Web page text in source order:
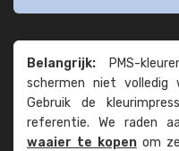
Belangrijk: PMS-
schermen niet volledig
Gebruik de
referentie. We raden
waaier te kopenom